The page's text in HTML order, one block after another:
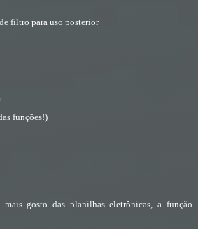
filtro para uso posterior
funções!)
gosto das planilhas eletrônicas, a função